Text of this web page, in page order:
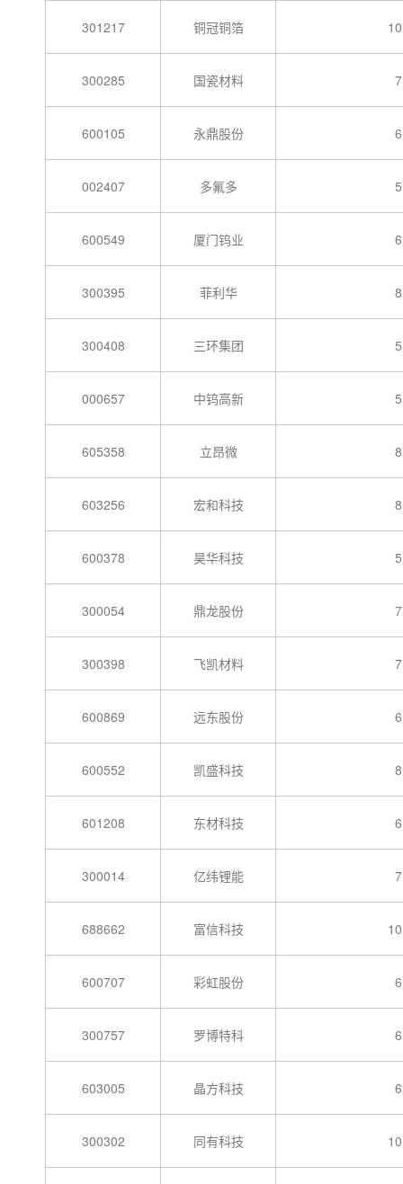
301217 铜冠铜箔 10
300285 国瓷材料 7
600105 永鼎股份 6
002407 多氟多 5
600549 厦门钨业 6
300395 菲利华 8
300408 三环集团 5
000657 中钨高新 5
605358 立昂微 8
603256 宏和科技 8
600378 昊华科技 5
300054 鼎龙股份 7
300398 飞凯材料 7
600869 远东股份 6
600552 凯盛科技 8
601208 东材科技 6
300014 亿纬锂能 7
688662 富信科技 10
600707 彩虹股份 6
300757 罗博特科 6
603005 晶方科技 6
300302 同有科技 10